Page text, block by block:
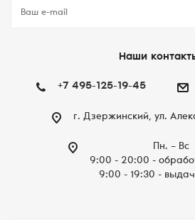
Наши
+7 495-125-19-45
г. Дзержинский, ул.
Пн. – Вc
9:00 - 20:00 -
9:00 - 19:30 -